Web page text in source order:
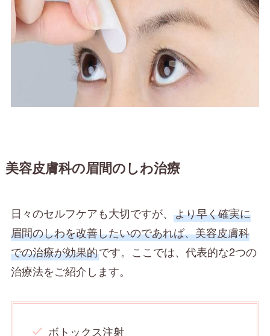
美容皮膚科の眉間のしわ治療
日々のセルフケアも大切ですが、 より早く確実に
眉間のしわを改善したいのであれば、美容皮膚科
での治療が効果的です。ここでは、代表的な2つの
治療法をご紹介します。
ボトックス注射